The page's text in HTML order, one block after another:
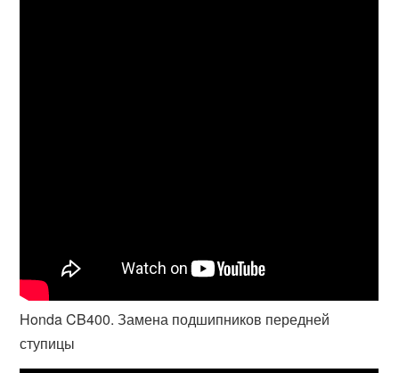
Honda CB400. Замена подшипников передней
ступицы